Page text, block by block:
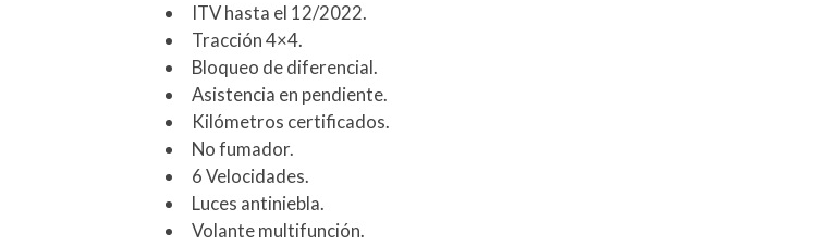
ITV hasta el 12/2022.
Tracción 4×4.
Bloqueo de diferencial.
Asistencia en pendiente.
Kilómetros certificados.
No fumador.
6 Velocidades.
Luces antiniebla.
Volante multifunción.